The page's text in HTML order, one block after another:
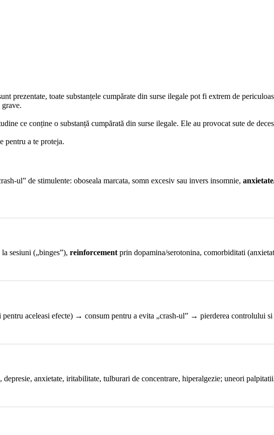
prezentate, toate substanțele cumpărate din surse ilegale pot fi extrem de
ce conține o substanță cumpărată din surse ilegale. Ele au provocat sute de
pentru a te proteja.
ul” de stimulente: oboseala marcata, somn excesiv sau invers insomnie,
sesiuni („binges”), reinforcement prin dopamina/serotonina, comorbiditati
aceleasi efecte) → consum pentru a evita „crash-ul” → pierderea controlului
depresie, anxietate, iritabilitate, tulburari de concentrare, hiperalgezie; uneori